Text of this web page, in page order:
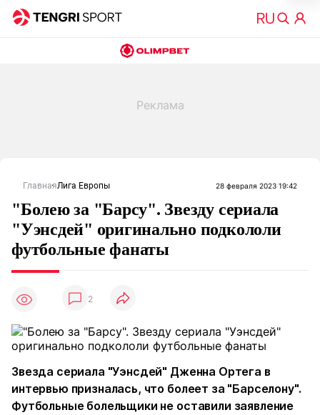
ГлавнаяЛига Европы 28 февраля 2023 19:42
"Болею за "Барсу". Звезду сериала
"Уэнсдей" оригинально подкололи
футбольные фанаты
2
Звезда сериала "Уэнсдей" Дженна Ортега в
интервью призналась, что болеет за "Барселону".
Футбольные болельщики не оставили заявление